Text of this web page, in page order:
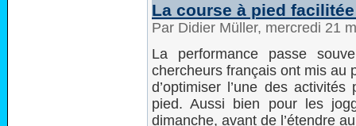
La course à pied
Par Didier Müller, mercredi 21
La performance passe
chercheurs français ont mis au
d’optimiser l’une des
pied. Aussi bien pour les
dimanche, avant de l’étendre